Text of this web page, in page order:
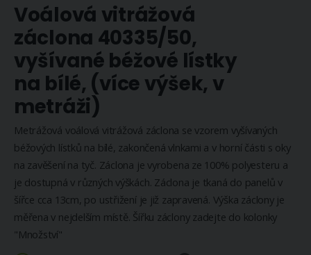
na
začátek
galerie
s
obrázky
Voálová vitrážová
záclona 40335/50,
vyšívané béžové lístky
na bílé, (více výšek, v
metráži)
Metrážová voálová vitrážová záclona se vzorem vyšívaných
béžových lístků na bílé, zakončená vlnkami a v horní části s oky
na zavěšení na tyč. Záclona je vyrobena ze 100% polyesteru a
je dostupná v různých výškách. Záclona je tkaná do panelů v
šířce cca 13cm, po ustřižení je již zapravená. Výška záclony je
měřena v nejdelším místě. Šířku záclony zadejte do kolonky
"Množství"